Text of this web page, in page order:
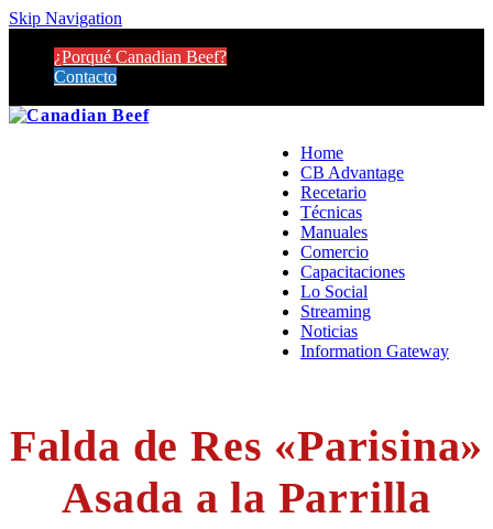
Skip Navigation
¿Porqué Canadian Beef?
Contacto
Home
CB Advantage
Recetario
Técnicas
Manuales
Comercio
Capacitaciones
Lo Social
Streaming
Noticias
Information Gateway
Falda de Res «Parisina»
Asada a la Parrilla